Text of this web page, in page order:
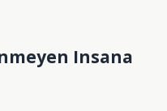
Insana